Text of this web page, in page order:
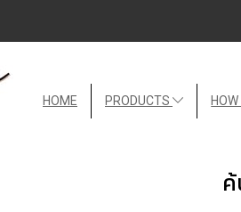
HOME PRODUCTS HOW